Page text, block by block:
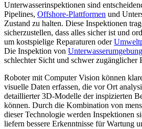
Unterwasserinspektionen sind
Pipelines, Offshore-Plattformen und
Zustand zu halten. Diese Inspektionen
sicherzustellen, dass alles sicher ist und
um kostspielige Reparaturen oder
Die Inspektion von
schlechter Sicht und schwer zugänglicher
Roboter mit Computer Vision können
visuelle Daten erfassen, die vor Ort
detaillierter 3D-Modelle der inspizierten
können. Durch die Kombination von
dieser Technologie werden Inspektionen
liefern bessere Erkenntnisse für Wartung